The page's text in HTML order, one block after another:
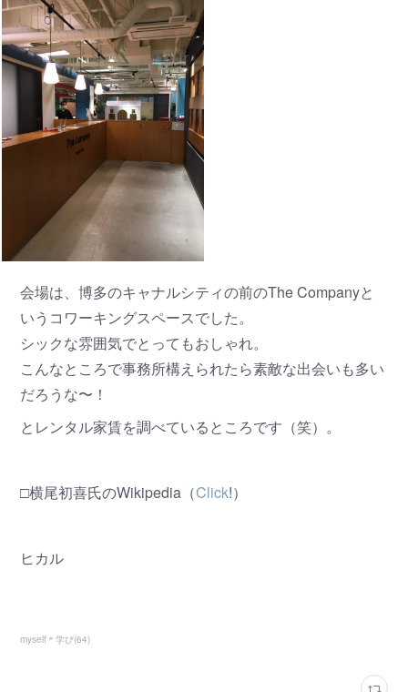
会場は、博多のキャナルシティの前のThe Companyと
いうコワーキングスペースでした。
シックな雰囲気でとってもおしゃれ。
こんなところで事務所構えられたら素敵な出会いも多い
だろうな〜！
とレンタル家賃を調べているところです（笑）。
□横尾初喜氏のWikipedia（Click!）
ヒカル
myself＊学び(64)